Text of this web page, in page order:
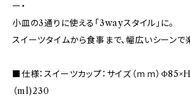
ー・
小皿の3通りに使える「3wayスタイル」に。
スイーツタイムから食事まで、幅広いシーンで
■仕様：スイーツカップ：サイズ（ｍｍ）
（ml)230